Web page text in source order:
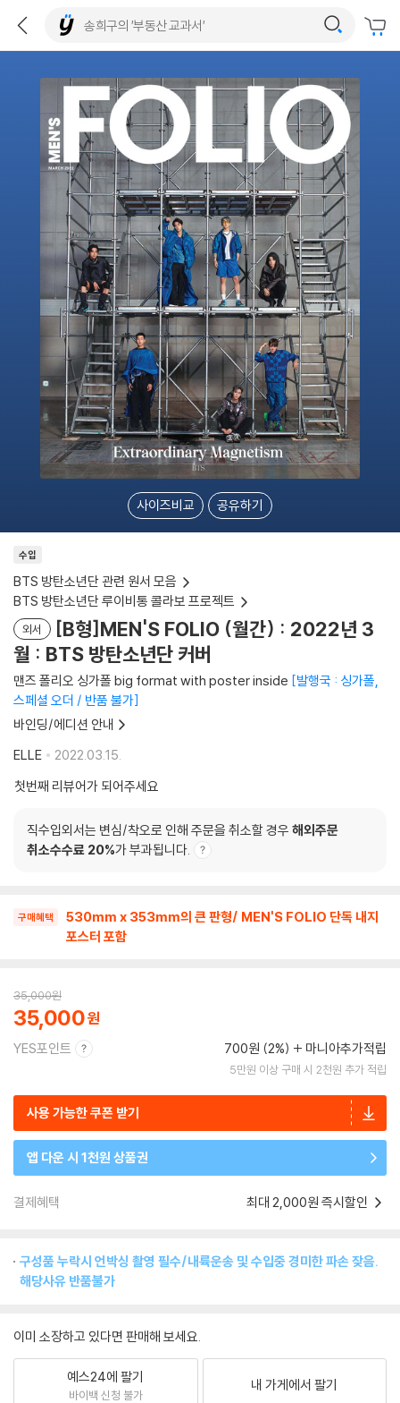
사이즈비교 공유하기
수입
BTS 방탄소년단 관련 원서 모음
BTS 방탄소년단 루이비통 콜라보 프로젝트
외서
[B형]MEN'S FOLIO (월간) : 2022년 3
월 : BTS 방탄소년단 커버
맨즈 폴리오 싱가폴 big format with poster inside 발행국 : 싱가폴,
스페셜 오더 / 반품 불가
바인딩/에디션 안내
ELLE
2022.03.15.
첫번째 리뷰어가 되어주세요
직수입외서는 변심/착오로 인해 주문을 취소할 경우 해외주문
취소수수료 20%가 부과됩니다.
구매혜택
530mm x 353mm의 큰 판형/ MEN'S FOLIO 단독 내지
포스터 포함
35,000원
35,000
YES포인트 700원 (2%) 마니아추가적립
5만원 이상 구매 시 2천원 추가 적립
사용 가능한 쿠폰 받기
앱 다운 시 1천원 상품권
결제혜택 최대 2,000원 즉시할인
구성품 누락시 언박싱 촬영 필수/내륙운송 및 수입중 경미한 파손 잦음.
해당사유 반품불가
이미 소장하고 있다면 판매해 보세요.
예스24에 팔기
바이백 신청 불가
내 가게에서 팔기